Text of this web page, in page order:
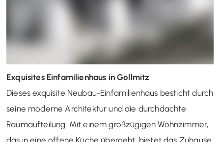
Exquisites Einfamilienhaus in Gollmitz
Dieses exquisite Neubau-Einfamilienhaus besticht durch
seine moderne Architektur und die durchdachte
Raumaufteilung. Mit einem großzügigen Wohnzimmer,
das in eine offene Küche übergeht, bietet das Zuhause